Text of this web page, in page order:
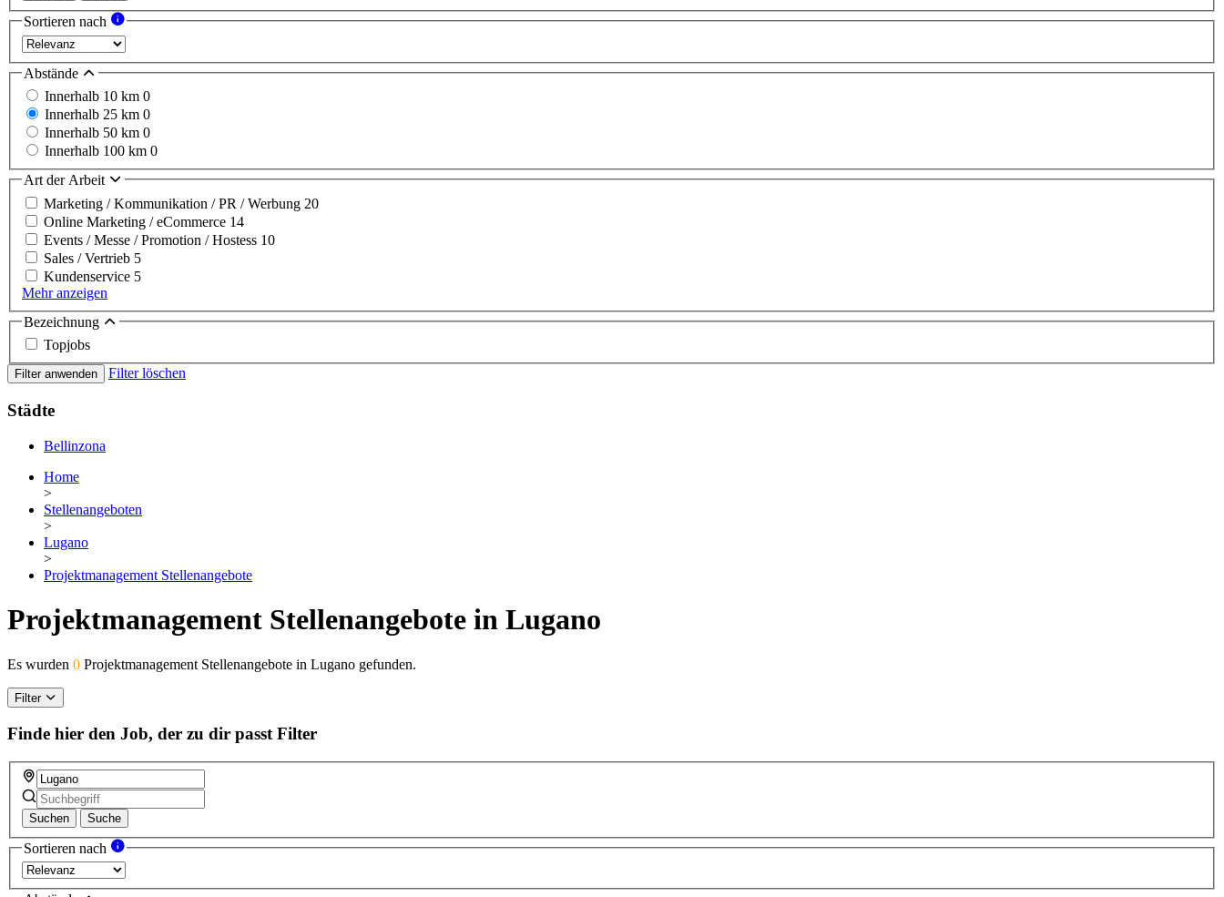
Sortieren nach
Abstände
Innerhalb 10 km 0
Innerhalb 25 km 0
Innerhalb 50 km 0
Innerhalb 100 km 0
Art der Arbeit
Marketing / Kommunikation / PR / Werbung 20
Online Marketing / eCommerce 14
Events / Messe / Promotion / Hostess 10
Sales / Vertrieb 5
Kundenservice 5
Mehr anzeigen
Bezeichnung
Topjobs
Filter anwenden Filter löschen
Städte
Bellinzona
Home
>
Stellenangeboten
>
Lugano
>
Projektmanagement Stellenangebote
Projektmanagement Stellenangebote in Lugano
Es wurden 0 Projektmanagement Stellenangebote in Lugano gefunden.
Filter
Finde hier den Job, der zu dir passt Filter
Suchen Suche
Sortieren nach